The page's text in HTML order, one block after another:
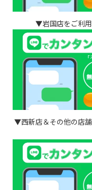
▼岩国店をご利
▼西新店＆その他の店